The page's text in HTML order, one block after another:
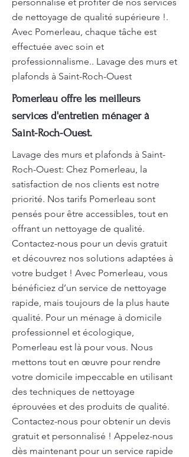
de nettoyage de qualité supérieure !.
Avec Pomerleau, chaque tâche est
effectuée avec soin et
professionnalisme.. Lavage des murs et
plafonds à Saint-Roch-Ouest
Pomerleau offre les meilleurs
services d'entretien ménager à
Saint-Roch-Ouest.
Lavage des murs et plafonds à Saint-
Roch-Ouest: Chez Pomerleau, la
satisfaction de nos clients est notre
priorité. Nos tarifs Pomerleau sont
pensés pour être accessibles, tout en
offrant un nettoyage de qualité.
Contactez-nous pour un devis gratuit
et découvrez nos solutions adaptées à
votre budget ! Avec Pomerleau, vous
bénéficiez d’un service de nettoyage
rapide, mais toujours de la plus haute
qualité. Pour un ménage à domicile
professionnel et écologique,
Pomerleau est là pour vous. Nous
mettons tout en œuvre pour rendre
votre domicile impeccable en utilisant
des techniques de nettoyage
éprouvées et des produits de qualité.
Contactez-nous pour obtenir un devis
gratuit et personnalisé ! Appelez-nous
dès maintenant pour un service rapide